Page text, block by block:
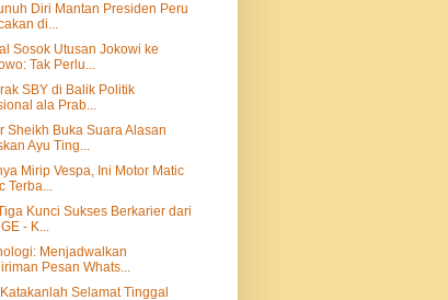
Diri Mantan Presiden Peru
di...
Sosok Utusan Jokowi ke
Tak Perlu...
SBY di Balik Politik
ala Prab...
Sheikh Buka Suara Alasan
Ayu Ting...
Mirip Vespa, Ini Motor Matic
Terba...
Kunci Sukses Berkarier dari
- K...
Menjadwalkan
Pesan Whats...
Selamat Tinggal